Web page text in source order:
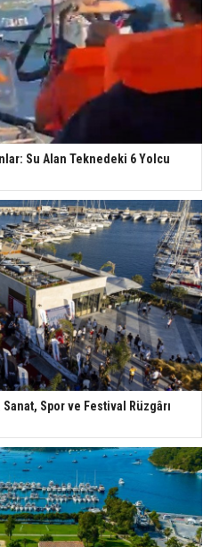
Su Alan Teknedeki 6 Yolcu
Spor ve Festival Rüzgârı